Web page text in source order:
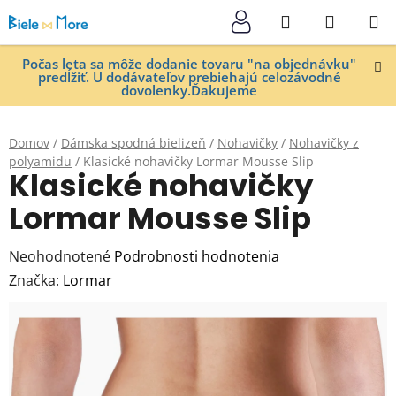
na
obsah
Počas leta sa môže dodanie tovaru "na objednávku"
predĺžiť. U dodávateľov prebiehajú celozávodné
dovolenky.Ďakujeme
Hľadať
KOŠÍK
Domov / Dámska spodná bielizeň / Nohavičky / Nohavičky z
polyamidu / Klasické nohavičky Lormar Mousse Slip
Klasické nohavičky
Lormar Mousse Slip
Priemerné
hodnotenie
je
0,0
z
Neohodnotené Podrobnosti hodnotenia
Značka: Lormar